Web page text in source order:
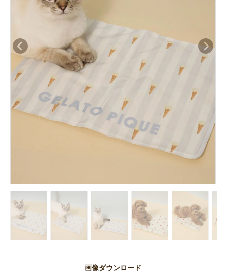
画像ダウンロード